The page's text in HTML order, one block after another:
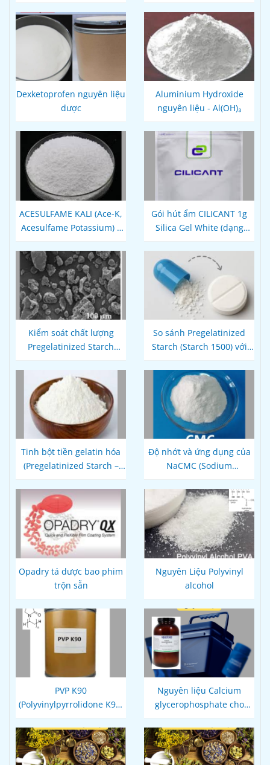
Dexketoprofen nguyên liệu
dược
Aluminium Hydroxide
nguyên liệu - Al(OH)₃
ACESULFAME KALI (Ace-K,
Acesulfame Potassium) –
Gói hút ẩm CILICANT 1g
Silica Gel White (dạng
Kiểm soát chất lượng
Pregelatinized Starch
chuẩn USP – EP
So sánh Pregelatinized
Starch (Starch 1500) với
Tinh bột tiền gelatin hóa
(Pregelatinized Starch –
Độ nhớt và ứng dụng của
NaCMC (Sodium
Opadry tá dược bao phim
trộn sẵn
Nguyên Liệu Polyvinyl
alcohol
PVP K90
(Polyvinylpyrrolidone K90,
Hoá Dược Việt
Nguyên liệu Calcium
glycerophosphate cho